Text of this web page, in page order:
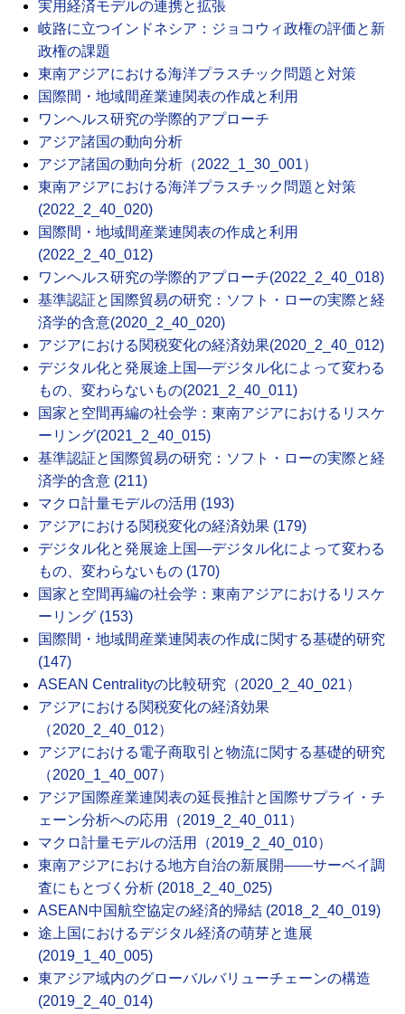
実用経済モデルの連携と拡張
岐路に立つインドネシア：ジョコウィ政権の評価と新
政権の課題
東南アジアにおける海洋プラスチック問題と対策
国際間・地域間産業連関表の作成と利用
ワンヘルス研究の学際的アプローチ
アジア諸国の動向分析
アジア諸国の動向分析（2022_1_30_001）
東南アジアにおける海洋プラスチック問題と対策
(2022_2_40_020)
国際間・地域間産業連関表の作成と利用
(2022_2_40_012)
ワンヘルス研究の学際的アプローチ(2022_2_40_018)
基準認証と国際貿易の研究：ソフト・ローの実際と経
済学的含意(2020_2_40_020)
アジアにおける関税変化の経済効果(2020_2_40_012)
デジタル化と発展途上国―デジタル化によって変わる
もの、変わらないもの(2021_2_40_011)
国家と空間再編の社会学：東南アジアにおけるリスケ
ーリング(2021_2_40_015)
基準認証と国際貿易の研究：ソフト・ローの実際と経
済学的含意 (211)
マクロ計量モデルの活用 (193)
アジアにおける関税変化の経済効果 (179)
デジタル化と発展途上国―デジタル化によって変わる
もの、変わらないもの (170)
国家と空間再編の社会学：東南アジアにおけるリスケ
ーリング (153)
国際間・地域間産業連関表の作成に関する基礎的研究
(147)
ASEAN Centralityの比較研究（2020_2_40_021）
アジアにおける関税変化の経済効果
（2020_2_40_012）
アジアにおける電子商取引と物流に関する基礎的研究
（2020_1_40_007）
アジア国際産業連関表の延長推計と国際サプライ・チ
ェーン分析への応用（2019_2_40_011）
マクロ計量モデルの活用（2019_2_40_010）
東南アジアにおける地方自治の新展開――サーベイ調
査にもとづく分析 (2018_2_40_025)
ASEAN中国航空協定の経済的帰結 (2018_2_40_019)
途上国におけるデジタル経済の萌芽と進展
(2019_1_40_005)
東アジア域内のグローバルバリューチェーンの構造
(2019_2_40_014)